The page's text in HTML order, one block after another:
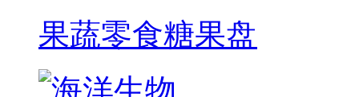
果蔬零食糖果盘